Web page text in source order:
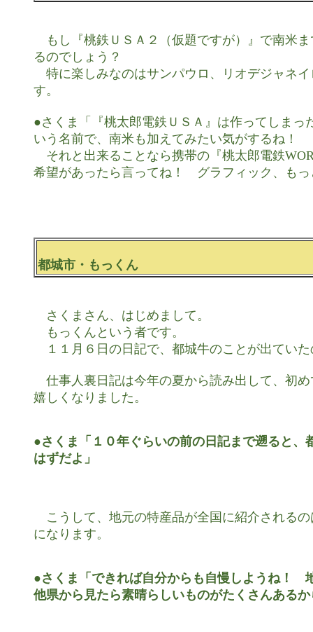
もし『桃鉄ＵＳＡ２（仮題ですが）』で南米
るのでしょう？
特に楽しみなのはサンパウロ、リオデジャネ
す。
●さくま「『桃太郎電鉄ＵＳＡ』は作ってしまっ
いう名前で、南米も加えてみたい気がするね！
それと出来ることなら携帯の『桃太郎電鉄
希望があったら言ってね！　グラフィック、も
都城市・もっくん
さくまさん、はじめまして。
もっくんという者です。
１１月６日の日記で、都城牛のことが出てい
仕事人裏日記は今年の夏から読み出して、初
嬉しくなりました。
●さくま「１０年ぐらいの前の日記まで遡ると、
はずだよ」
こうして、地元の特産品が全国に紹介される
になります。
●さくま「できれば自分からも自慢しようね！　
他県から見たら素晴らしいものがたくさんある